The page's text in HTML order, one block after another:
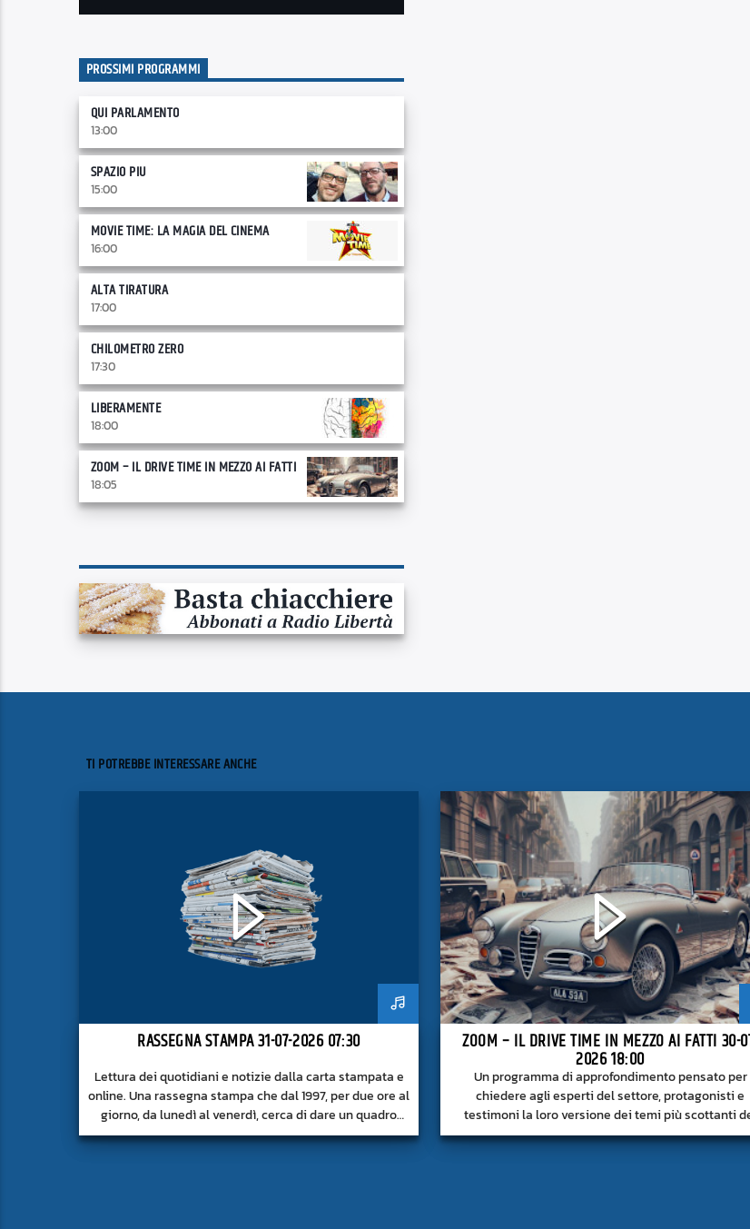
PROSSIMI PROGRAMMI
QUI PARLAMENTO
13:00
SPAZIO PIU
15:00
MOVIE TIME: LA MAGIA DEL CINEMA
16:00
ALTA TIRATURA
17:00
CHILOMETRO ZERO
17:30
LIBERAMENTE
18:00
ZOOM – IL DRIVE TIME IN MEZZO AI FATTI
18:05
TI POTREBBE INTERESSARE ANCHE
RASSEGNA STAMPA 31-07-2026 07:30
Lettura dei quotidiani e notizie dalla carta stampata e
online. Una rassegna stampa che dal 1997, per due ore al
giorno, da lunedì al venerdì, cerca di dare un quadro
approfondito delle notizie del giorno, senza fermarsi
ZOOM – IL DRIVE TIME IN MEZZO AI FATTI 30-
2026 18:00
Un programma di approfondimento pensato per
chiedere agli esperti del settore, protagonisti e
testimoni la loro versione dei temi più scottanti
momento.